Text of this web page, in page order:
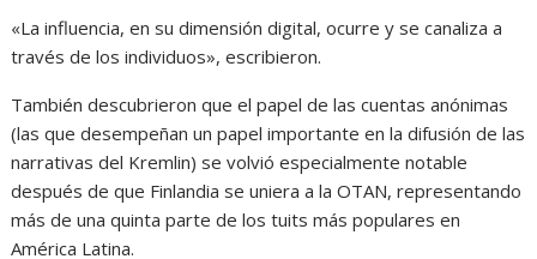
«La influencia, en su dimensión digital, ocurre y se canaliza a
través de los individuos», escribieron.
También descubrieron que el papel de las cuentas anónimas
(las que desempeñan un papel importante en la difusión de las
narrativas del Kremlin) se volvió especialmente notable
después de que Finlandia se uniera a la OTAN, representando
más de una quinta parte de los tuits más populares en
América Latina.